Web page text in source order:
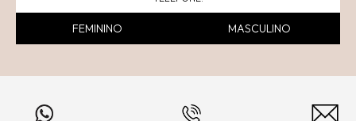
FEMININO MASCULINO